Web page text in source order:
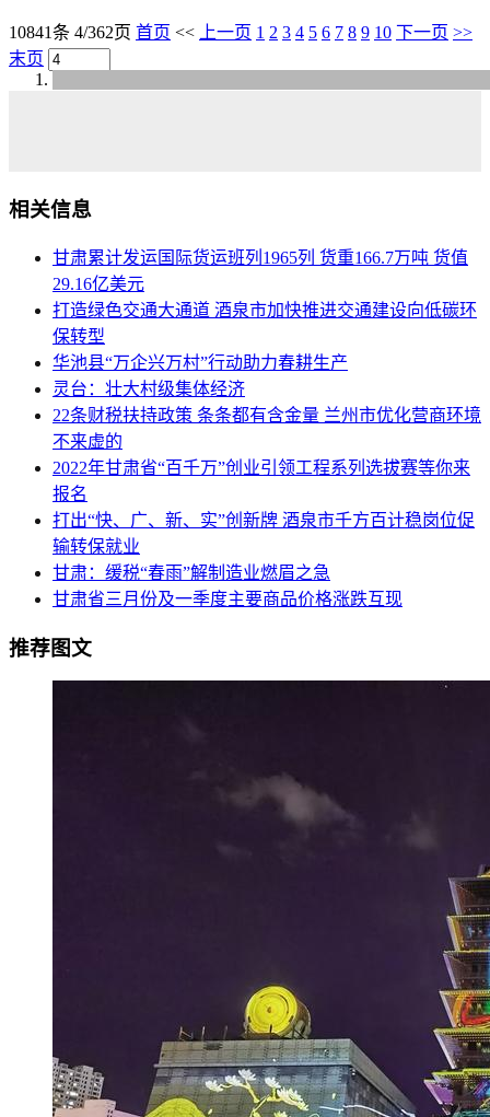
10841条 4/362页 首页 << 上一页 1 2 3 4 5 6 7 8 9 10 下一页 >>
末页
相关信息
甘肃累计发运国际货运班列1965列 货重166.7万吨 货值
29.16亿美元
打造绿色交通大通道 酒泉市加快推进交通建设向低碳环
保转型
华池县“万企兴万村”行动助力春耕生产
灵台：壮大村级集体经济
22条财税扶持政策 条条都有含金量 兰州市优化营商环境
不来虚的
2022年甘肃省“百千万”创业引领工程系列选拔赛等你来
报名
打出“快、广、新、实”创新牌 酒泉市千方百计稳岗位促
输转保就业
甘肃：缓税“春雨”解制造业燃眉之急
甘肃省三月份及一季度主要商品价格涨跌互现
推荐图文